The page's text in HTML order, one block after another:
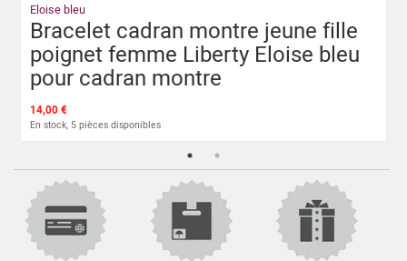
Eloise bleu
Bracelet cadran montre jeune fille
poignet femme Liberty Eloise bleu
pour cadran montre
14,00 €
En stock, 5 pièces disponibles